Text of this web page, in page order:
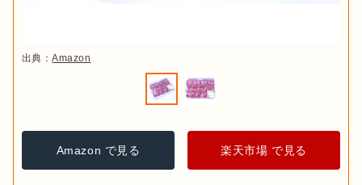
出典：Amazon
Amazon で見る 楽天市場 で見る